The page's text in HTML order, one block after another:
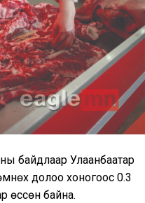
байдлаар Улаанбаатар
долоо хоногоос 0.3
өссөн байна.